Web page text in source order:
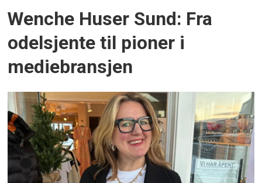
Wenche Huser Sund: Fra
odelsjente til pioner i
mediebransjen